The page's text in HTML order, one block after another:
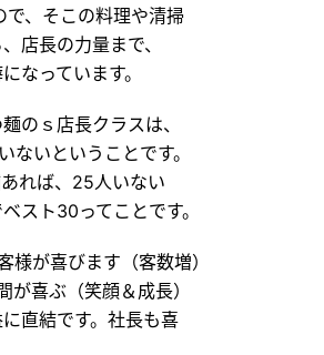
、そこの料理や清掃
店長の力量まで、
なっています。
のｓ店長クラスは、
ないということです。
れば、25人いない
スト30ってことです。
様が喜びます（客数増）
が喜ぶ（笑顔＆成長）
直結です。社長も喜